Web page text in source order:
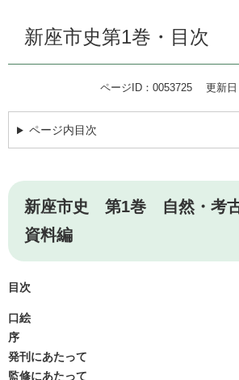
新座市史第1巻・目次
ページID：0053725 更新
ページ内目次
新座市史 第1巻 自然・考
資料編
目次
口絵
序
発刊にあたって
監修にあたって